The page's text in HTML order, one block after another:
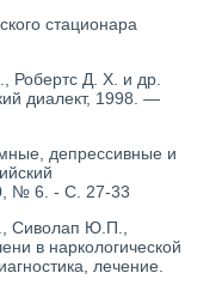
стационара
Д. Х. и др.
диалект, 1998. —
депрессивные и
№ 6. - С. 27-33
Сиволап Ю.П.,
в наркологической
лечение.